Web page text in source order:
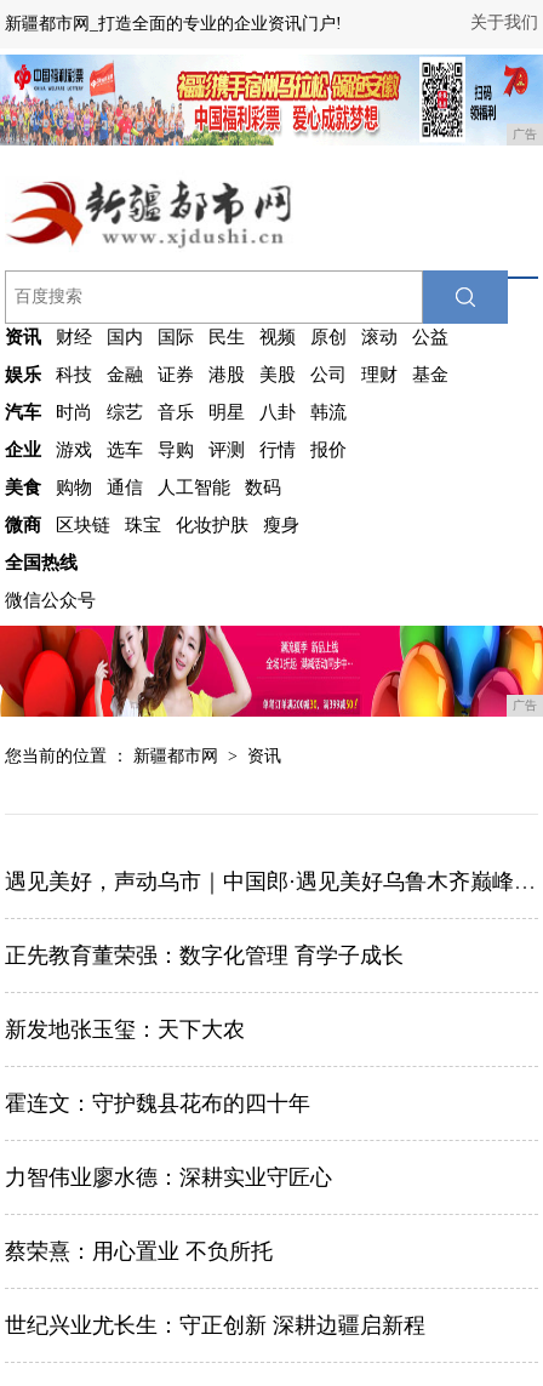
关于我们
新疆都市网_打造全面的专业的企业资讯门户!
广告
资讯 财经 国内 国际 民生 视频 原创 滚动
公益
娱乐
科技 金融 证券 港股 美股 公司 理财
基金
汽车
时尚 综艺 音乐 明星 八卦
韩流
企业
游戏 选车 导购 评测 行情
报价
美食
购物 通信 人工智能
数码
微商
区块链 珠宝 化妆护肤
瘦身
全国热线
微信公众号
广告
您当前的位置 ： 新疆都市网 > 资讯
遇见美好，声动乌市｜中国郎·遇见美好乌鲁木齐巅峰演唱会8月10日开启抢票！
正先教育董荣强：数字化管理 育学子成长
新发地张玉玺：天下大农
霍连文：守护魏县花布的四十年
力智伟业廖水德：深耕实业守匠心
蔡荣熹：用心置业 不负所托
世纪兴业尤长生：守正创新 深耕边疆启新程